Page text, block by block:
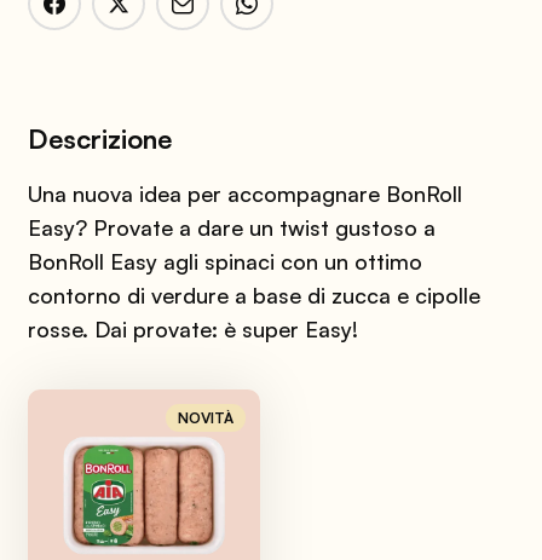
Descrizione
Una nuova idea per accompagnare BonRoll
Easy? Provate a dare un twist gustoso a
BonRoll Easy agli spinaci con un ottimo
contorno di verdure a base di zucca e cipolle
rosse. Dai provate: è super Easy!
NOVITÀ